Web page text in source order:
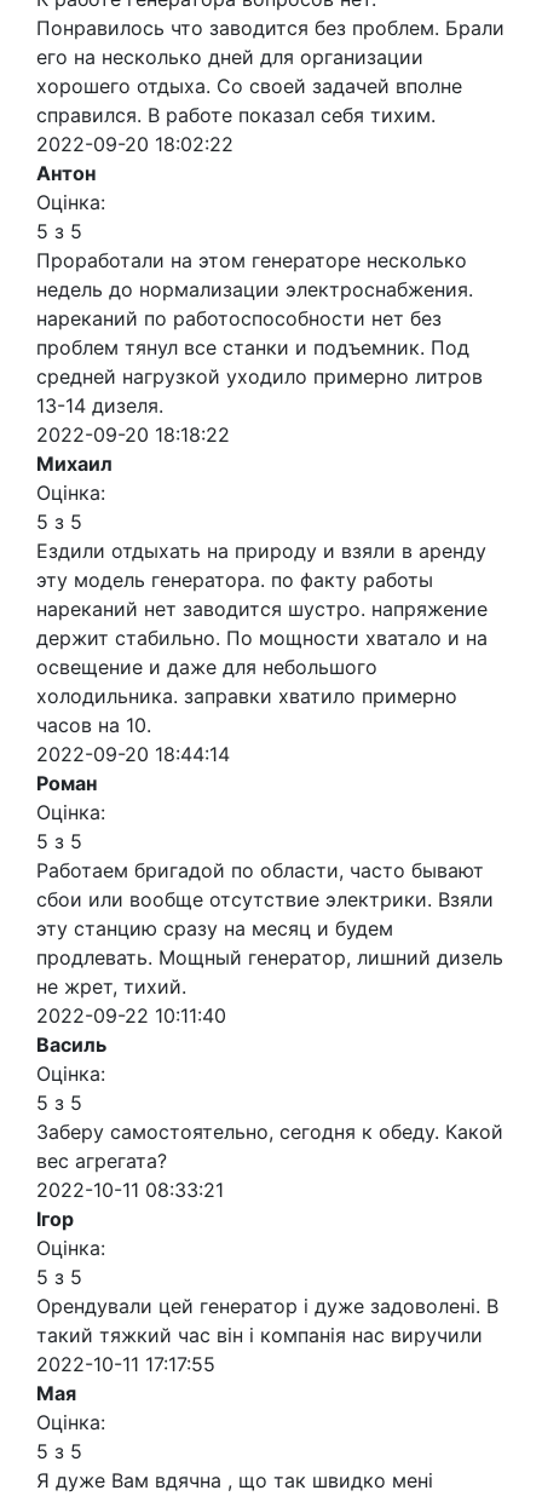
Понравилось что заводится без проблем. Брали
его на несколько дней для организации
хорошего отдыха. Со своей задачей вполне
справился. В работе показал себя тихим.
2022-09-20 18:02:22
Антон
Оцінка:
5 з 5
Проработали на этом генераторе несколько
недель до нормализации электроснабжения.
нареканий по работоспособности нет без
проблем тянул все станки и подъемник. Под
средней нагрузкой уходило примерно литров
13-14 дизеля.
2022-09-20 18:18:22
Михаил
Оцінка:
5 з 5
Ездили отдыхать на природу и взяли в аренду
эту модель генератора. по факту работы
нареканий нет заводится шустро. напряжение
держит стабильно. По мощности хватало и на
освещение и даже для небольшого
холодильника. заправки хватило примерно
часов на 10.
2022-09-20 18:44:14
Роман
Оцінка:
5 з 5
Работаем бригадой по области, часто бывают
сбои или вообще отсутствие электрики. Взяли
эту станцию сразу на месяц и будем
продлевать. Мощный генератор, лишний дизель
не жрет, тихий.
2022-09-22 10:11:40
Василь
Оцінка:
5 з 5
Заберу самостоятельно, сегодня к обеду. Какой
вес агрегата?
2022-10-11 08:33:21
Ігор
Оцінка:
5 з 5
Орендували цей генератор і дуже задоволені. В
такий тяжкий час він і компанія нас виручили
2022-10-11 17:17:55
Мая
Оцінка:
5 з 5
Я дуже Вам вдячна , що так швидко мені